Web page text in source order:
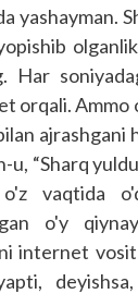
yashayman.
Har
orqali. Ammo
ajrashgani
u, “Sharq
o'z vaqtida
o'y
internet